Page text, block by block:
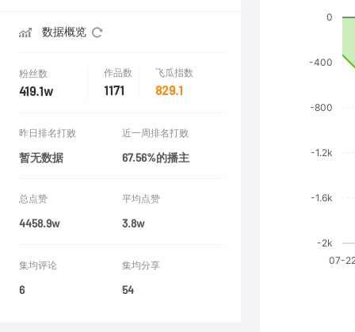
数据概览
粉丝数
419.1w
作品数
1171
飞瓜指数
829.1
昨日排名打败
暂无数据
近一周排名打败
67.56%的播主
总点赞
4458.9w
平均点赞
3.8w
集均评论
6
集均分享
54